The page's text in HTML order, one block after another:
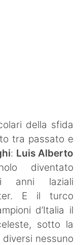
della sfida
tra passato e
: Luis Alberto
diventato
anni laziali
E il turco
d’Italia il
sotto la
nessuno